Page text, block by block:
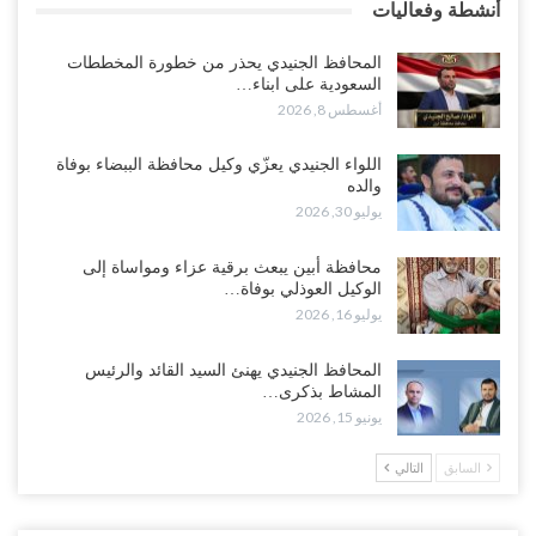
بتعقيد المشهد في المهرة..!
أغسطس 6, 2026
في أحياء المكلا بالتزامن مع العصيان المدني..!
أغسطس 6, 2026
للسعودية بشأن النفط..!
أغسطس 6, 2026
“تقرير“| عرب جورنال: استقالة مدير مكتب العليمي.. هل دخلت سلطة
الرئاسي مرحلة التفكك المؤسسي..!
أغسطس 5, 2026
حضرموت على حافة الانفجار.. اشتباكات قبلية مع فصائل سعودية
أنشطة وفعاليات
المحافظ الجنيدي يحذر من خطورة المخططات
السعودية على ابناء…
أغسطس 8, 2026
اللواء الجنيدي يعزّي وكيل محافظة الببضاء بوفاة
والده
يوليو 30, 2026
محافظة أبين يبعث برقية عزاء ومواساة إلى
الوكيل العوذلي بوفاة…
يوليو 16, 2026
المحافظ الجنيدي يهنئ السيد القائد والرئيس
المشاط بذكرى…
يونيو 15, 2026
السابق التالي